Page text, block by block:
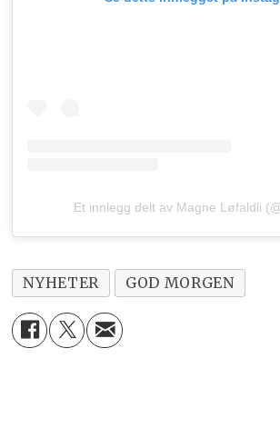
Et innlegg delt av Magne Løfaldli
NYHETER GOD MORGEN